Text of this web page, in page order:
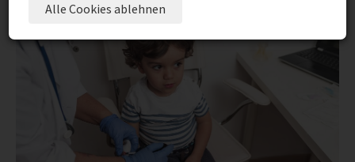
Alle Cookies ablehnen